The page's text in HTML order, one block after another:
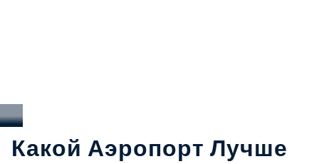
Какой Аэропорт Лучше